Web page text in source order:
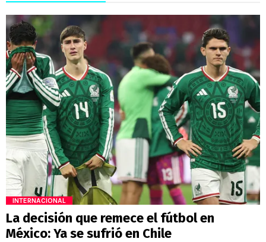
INTERNACIONAL
La decisión que remece el fútbol en
México: Ya se sufrió en Chile